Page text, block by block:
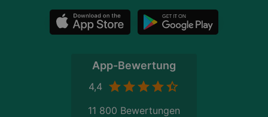
App-Bewertung
4,4
11 800 Bewertungen